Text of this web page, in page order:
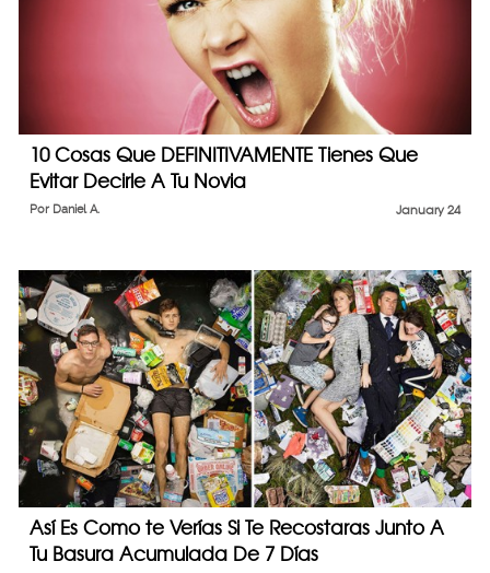
10 Cosas Que DEFINITIVAMENTE Tienes Que
Evitar Decirle A Tu Novia
January 24
Por Daniel A.
Así Es Como te Verías Si Te Recostaras Junto A
Tu Basura Acumulada De 7 Días